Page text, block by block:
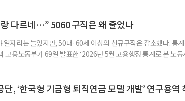
다르네…” 5060 구직은 왜 줄었나
일자리는 늘었지만, 50대·60세 이상의 신규구직은 감소했다. 통
고용노동부가 69일 발표한 ‘2026년 5월 고용행정 통계로 본 노
적으로는 5월 고용시장이 급격히 무너졌다기보다 둔화하는
단, ‘한국형 기금형 퇴직연금 모델 개발’ 연구용역